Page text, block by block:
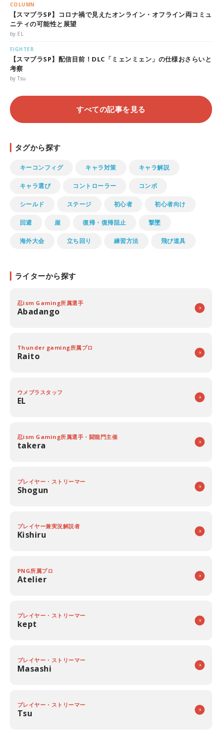
COLUMN
【スマブラSP】コロナ禍で見えたオンライン・オフライン両コミュ
ニティの可能性と展望
by EL
FIGHTER
【スマブラSP】配信目前！DLC「ミェンミェン」の仕様おさらいと
考察
by Tsu
すべての記事を見る
タグから探す
キーコンフィグ キャラ対策 キャラ解説
キャラ選び コントローラー コンボ
シールド ステージ 初心者 初心者向け
回避 崖 復帰・復帰阻止 撃墜
海外大会 立ち回り 練習方法 飛び道具
ライターから探す
忍ism Gaming所属選手
Abadango
Thunder gaming所属プロ
Raito
ウメブラスタッフ
EL
忍ism Gaming所属選手・闘龍門主催
takera
プレイヤー・ストリーマー
Shogun
プレイヤー兼実況解説者
Kishiru
PNG所属プロ
Atelier
プレイヤー・ストリーマー
kept
プレイヤー・ストリーマー
Masashi
プレイヤー・ストリーマー
Tsu